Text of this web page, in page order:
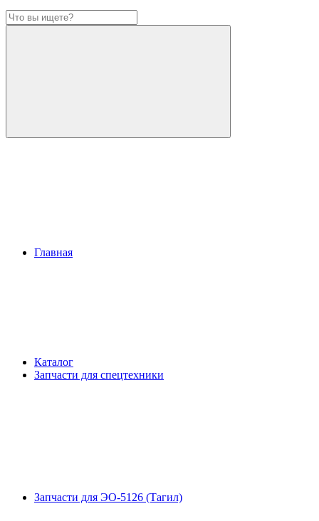
Главная
Каталог
Запчасти для спецтехники
Запчасти для ЭО-5126 (Тагил)